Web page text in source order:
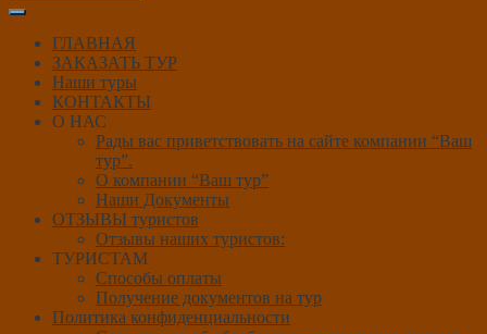
ГЛАВНАЯ
ЗАКАЗАТЬ ТУР
Наши туры
КОНТАКТЫ
О НАС
Рады вас приветствовать на сайте компании “Ваш
тур”.
О компании “Ваш тур”
Наши Документы
ОТЗЫВЫ туристов
Отзывы наших туристов:
ТУРИСТАМ
Способы оплаты
Получение документов на тур
Политика конфиденциальности